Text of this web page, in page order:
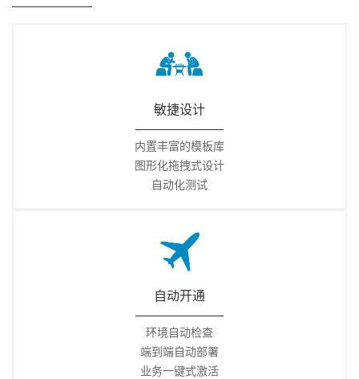
敏捷设计
内置丰富的模板库
图形化拖拽式设计
自动化测试
自动开通
环境自动检查
端到端自动部署
业务一键式激活